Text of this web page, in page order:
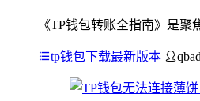
《TP钱包转账全指南》是
tp钱包下载最新版本